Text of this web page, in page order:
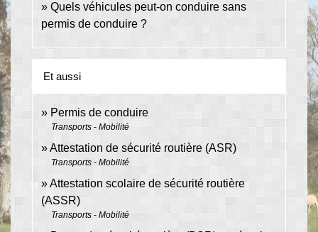
Quels véhicules peut-on conduire sans
permis de conduire ?
Et aussi
Permis de conduire
Transports - Mobilité
Attestation de sécurité routière (ASR)
Transports - Mobilité
Attestation scolaire de sécurité routière
(ASSR)
Transports - Mobilité